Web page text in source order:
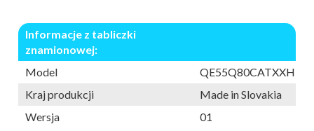
Informacje z tabliczki
znamionowej:
Model
QE55Q80CATXXH
Kraj produkcji
Made in Slovakia
Wersja
01